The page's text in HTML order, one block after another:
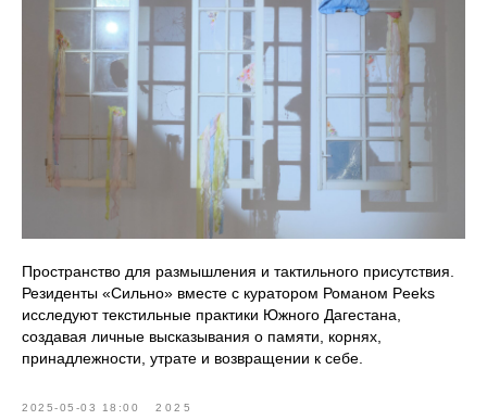
Пространство для размышления и тактильного присутствия.
Резиденты «Сильно» вместе с куратором Романом Peeks
исследуют текстильные практики Южного Дагестана,
создавая личные высказывания о памяти, корнях,
принадлежности, утрате и возвращении к себе.
2025-05-03 18:00 2025